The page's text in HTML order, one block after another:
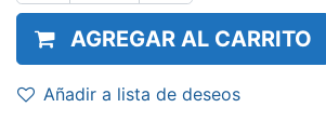
AGREGAR AL CARRITO
Añadir a lista de deseos